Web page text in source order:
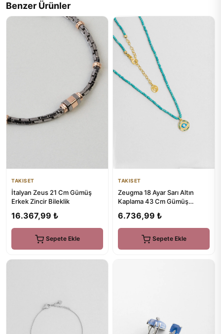
Benzer Ürünler
TAKISET
İtalyan Zeus 21 Cm Gümüş
Erkek Zincir Bileklik
16.367,99 ₺
Sepete Ekle
TAKISET
Zeugma 18 Ayar Sarı Altın
Kaplama 43 Cm Gümüş
6.736,99 ₺
Sepete Ekle